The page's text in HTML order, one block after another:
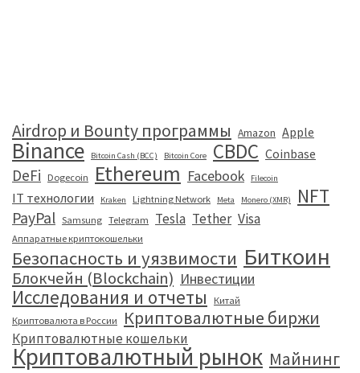
Airdrop и Bounty программы Amazon Apple
Binance Bitcoin Cash (BCC) Bitcoin Core CBDC Coinbase
DeFi Dogecoin Ethereum Facebook Filecoin
IT технологии Kraken Lightning Network Meta Monero (XMR) NFT
PayPal Samsung Telegram Tesla Tether Visa
Аппаратные криптокошельки
Безопасность и уязвимости Биткоин
Блокчейн (Blockchain) Инвестиции
Исследования и отчеты
Китай
Криптовалюта в России
Криптовалютные биржи
Криптовалютные кошельки
Криптовалютный рынок Майнинг